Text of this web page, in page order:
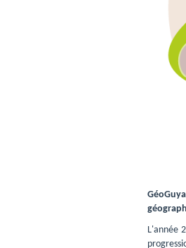
L'année